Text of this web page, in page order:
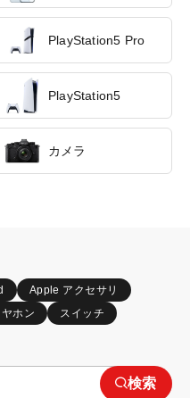
PlayStation5 Pro
PlayStation5
カメラ
Apple アクセサリ
ホン
スイッチ
検索